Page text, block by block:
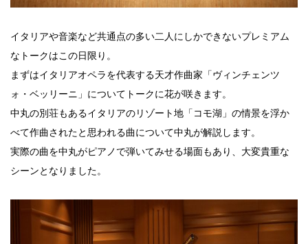
イタリアや音楽など共通点の多い二人にしかできないプレミアム
なトークはこの日限り。
まずはイタリアオペラを代表する天才作曲家「ヴィンチェンツ
ォ・ベッリーニ」についてトークに花が咲きます。
中丸の別荘もあるイタリアのリゾート地「コモ湖」の情景を浮か
べて作曲されたと思われる曲について中丸が解説します。
実際の曲を中丸がピアノで弾いてみせる場面もあり、大変貴重な
シーンとなりました。